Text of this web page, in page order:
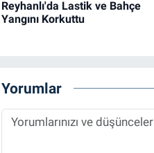
Reyhanlı'da Lastik ve Bahçe
Yangını Korkuttu
Yorumlar